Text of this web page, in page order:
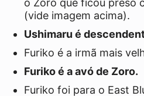
o Zoro que ficou preso
(vide imagem acima).
Ushimaru é
Furiko é a irmã mais
Furiko é a avó de Zoro.
Furiko foi para o East